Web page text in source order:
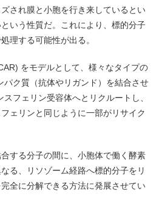
され膜と小胞を行き来しているとい
いう性質だ。これにより、標的分子
理する可能性が出る。
をモデルとして、様々なタイプの
ク質（抗体やリガンド）を結合させ
フェリン受容体へとリクルートし、
ェリンと同じように一部がリサイク
する分子の間に、小胞体で働く酵素
る、リソゾーム経路へ標的分子をリ
全に分解できる方法に発展させてい